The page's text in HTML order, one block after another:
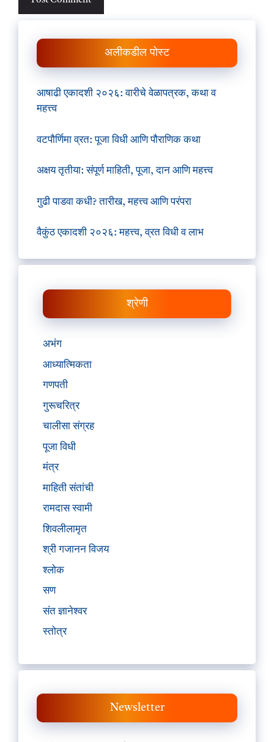
अलीकडील पोस्ट
आषाढी एकादशी २०२६: वारीचे वेळापत्रक, कथा व
महत्त्व
वटपौर्णिमा व्रत: पूजा विधी आणि पौराणिक कथा
अक्षय तृतीया: संपूर्ण माहिती, पूजा, दान आणि महत्त्व
गुढी पाडवा कधी? तारीख, महत्त्व आणि परंपरा
वैकुंठ एकादशी २०२६: महत्त्व, व्रत विधी व लाभ
श्रेणी
अभंग
आध्यात्मिकता
गणपती
गुरूचरित्र
चालीसा संग्रह
पूजा विधी
मंत्र
माहिती संतांची
रामदास स्वामी
शिवलीलामृत
श्री गजानन विजय
श्लोक
सण
संत ज्ञानेश्वर
स्तोत्र
Newsletter